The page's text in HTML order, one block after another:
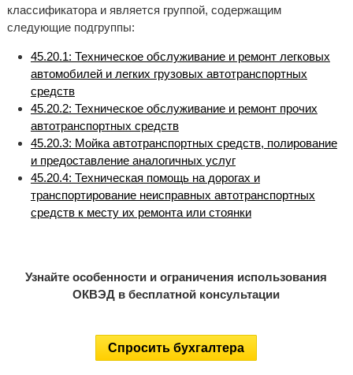
классификатора и является группой, содержащим
следующие подгруппы:
45.20.1: Техническое обслуживание и ремонт легковых
автомобилей и легких грузовых автотранспортных
средств
45.20.2: Техническое обслуживание и ремонт прочих
автотранспортных средств
45.20.3: Мойка автотранспортных средств, полирование
и предоставление аналогичных услуг
45.20.4: Техническая помощь на дорогах и
транспортирование неисправных автотранспортных
средств к месту их ремонта или стоянки
Узнайте особенности и ограничения использования
ОКВЭД в бесплатной консультации
Спросить бухгалтера